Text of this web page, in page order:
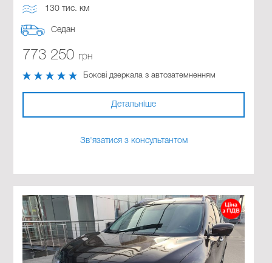
130 тис. км
Седан
773 250 грн
Бокові дзеркала з автозатемненням
Детальніше
Зв'язатися з консультантом